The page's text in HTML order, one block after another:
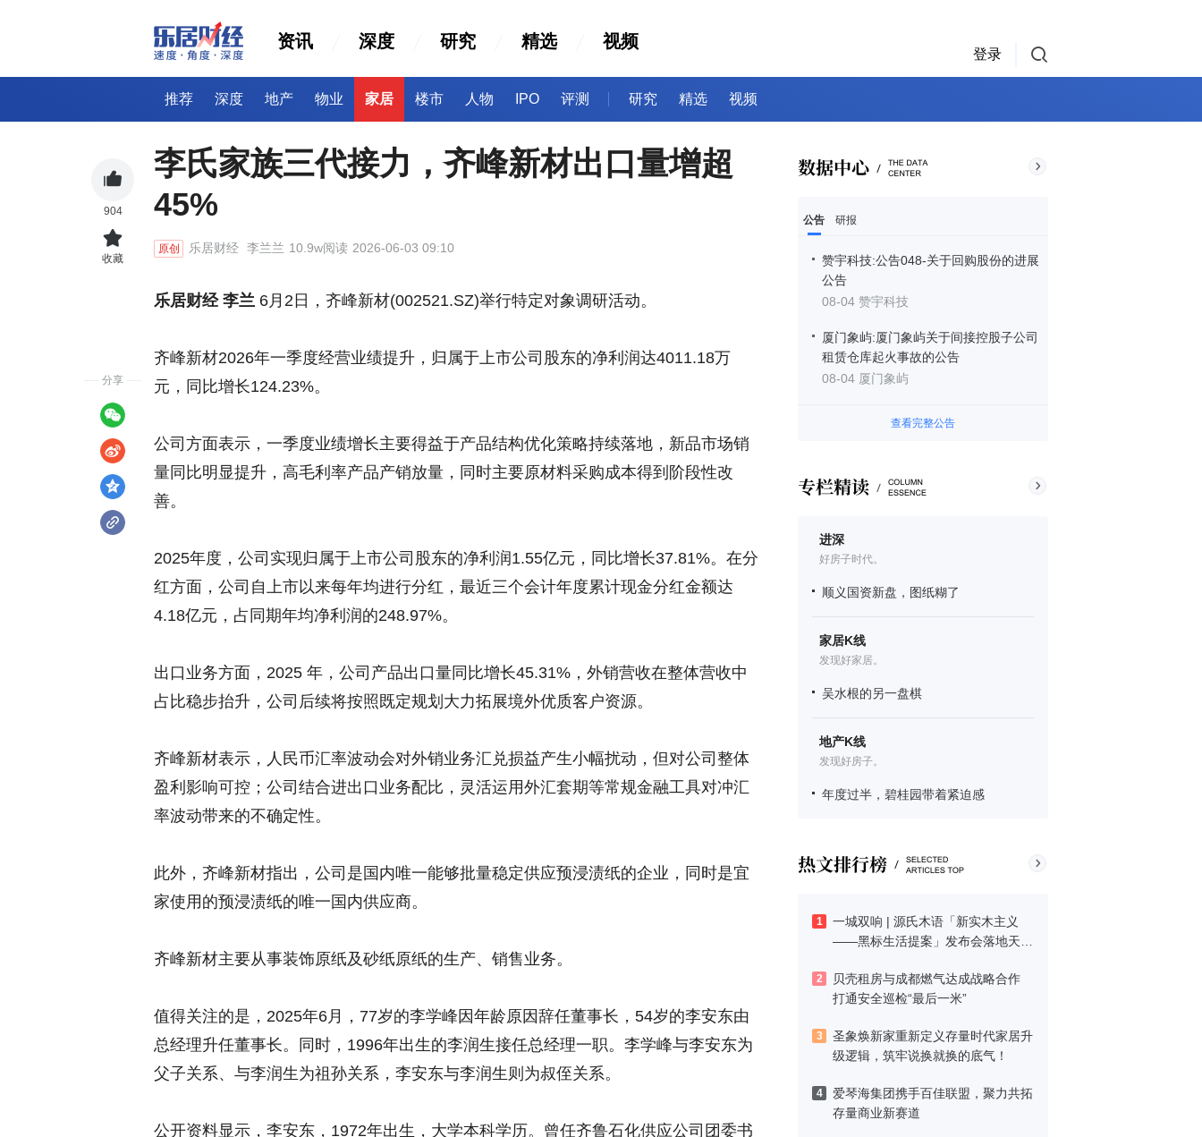
资讯 深度 研究 精选 视频
登录
推荐 深度 地产 物业 家居 楼市 人物 IPO 评测 研究 精选 视频
公告 研报
赞宇科技:公告048-关于回购股份的进展
公告
08-04 赞宇科技
厦门象屿:厦门象屿关于间接控股子公司
租赁仓库起火事故的公告
08-04 厦门象屿
查看完整公告
进深
好房子时代。
顺义国资新盘，图纸糊了
家居K线
发现好家居。
吴水根的另一盘棋
地产K线
发现好房子。
年度过半，碧桂园带着紧迫感
1
一城双响 | 源氏木语「新实木主义
——黑标生活提案」发布会落地天
2
贝壳租房与成都燃气达成战略合作
打通安全巡检“最后一米”
3
圣象焕新家重新定义存量时代家居升
级逻辑，筑牢说换就换的底气！
4
爱琴海集团携手百佳联盟，聚力共拓
存量商业新赛道
李氏家族三代接力，齐峰新材出口量增超
45%
原创 乐居财经 李兰兰 10.9w阅读 2026-06-03 09:10
乐居财经 李兰 6月2日，齐峰新材(002521.SZ)举行特定对象调研活动。
齐峰新材2026年一季度经营业绩提升，归属于上市公司股东的净利润达4011.18万
元，同比增长124.23%。
公司方面表示，一季度业绩增长主要得益于产品结构优化策略持续落地，新品市场销
量同比明显提升，高毛利率产品产销放量，同时主要原材料采购成本得到阶段性改
善。
2025年度，公司实现归属于上市公司股东的净利润1.55亿元，同比增长37.81%。在分
红方面，公司自上市以来每年均进行分红，最近三个会计年度累计现金分红金额达
4.18亿元，占同期年均净利润的248.97%。
出口业务方面，2025 年，公司产品出口量同比增长45.31%，外销营收在整体营收中
占比稳步抬升，公司后续将按照既定规划大力拓展境外优质客户资源。
齐峰新材表示，人民币汇率波动会对外销业务汇兑损益产生小幅扰动，但对公司整体
盈利影响可控；公司结合进出口业务配比，灵活运用外汇套期等常规金融工具对冲汇
率波动带来的不确定性。
此外，齐峰新材指出，公司是国内唯一能够批量稳定供应预浸渍纸的企业，同时是宜
家使用的预浸渍纸的唯一国内供应商。
齐峰新材主要从事装饰原纸及砂纸原纸的生产、销售业务。
值得关注的是，2025年6月，77岁的李学峰因年龄原因辞任董事长，54岁的李安东由
总经理升任董事长。同时，1996年出生的李润生接任总经理一职。李学峰与李安东为
父子关系、与李润生为祖孙关系，李安东与李润生则为叔侄关系。
公开资料显示，李安东，1972年出生，大学本科学历。曾任齐鲁石化供应公司团委书
904
收藏
分享